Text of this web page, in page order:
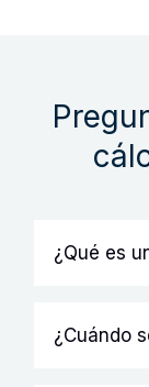
¿Qué es
como
¿Cuándo